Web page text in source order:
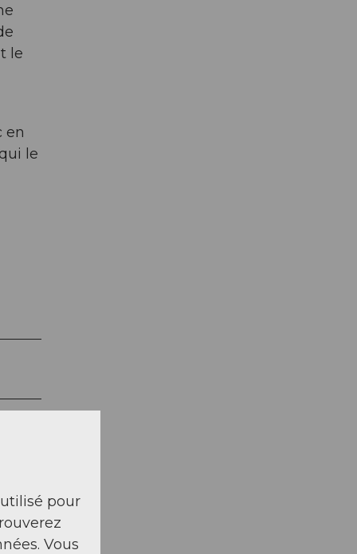
le
en
le
pour
Vous